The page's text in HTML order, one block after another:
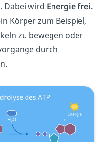
Dabei wird Energie frei.
Körper zum Beispiel,
zu bewegen oder
durch